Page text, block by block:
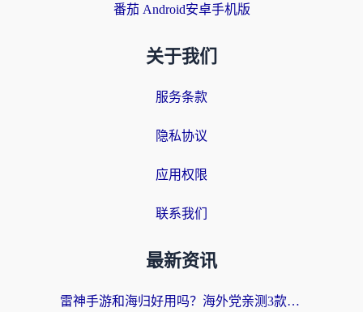
番茄 Android安卓手机版
关于我们
服务条款
隐私协议
应用权限
联系我们
最新资讯
雷神手游和海归好用吗？海外党亲测3款热门回国加速器+番茄加速器深度体验